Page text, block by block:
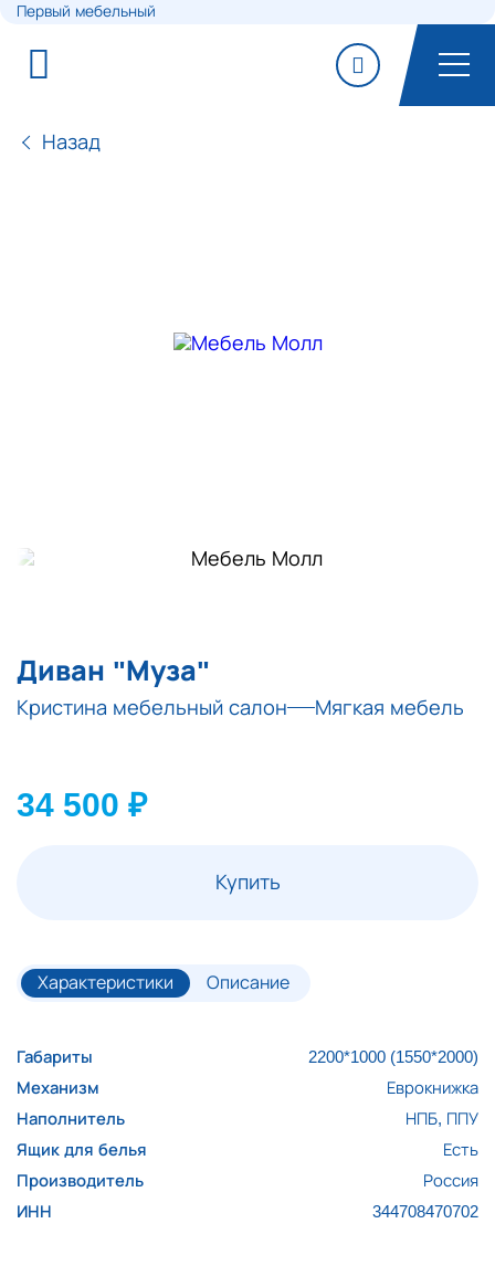
Первый мебельный
Назад
Диван "Муза"
Кристина мебельный салон Мягкая мебель
34 500 ₽
Купить
Характеристики Описание
Габариты
2200*1000 (1550*2000)
Механизм
Еврокнижка
Наполнитель
НПБ, ППУ
Ящик для белья
Есть
Производитель
Россия
ИНН
344708470702